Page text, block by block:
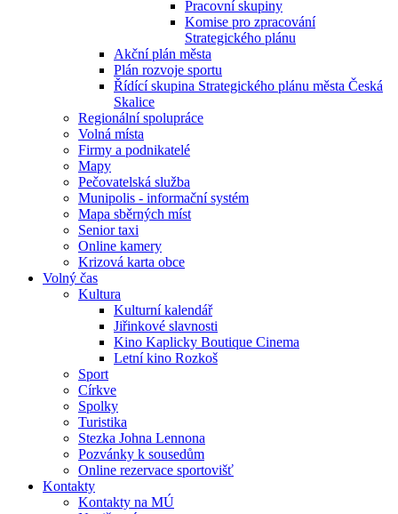
Pracovní skupiny
Komise pro zpracování
Strategického plánu
Akční plán města
Plán rozvoje sportu
Řídící skupina Strategického plánu města Česká
Skalice
Regionální spolupráce
Volná místa
Firmy a podnikatelé
Mapy
Pečovatelská služba
Munipolis - informační systém
Mapa sběrných míst
Senior taxi
Online kamery
Krizová karta obce
Volný čas
Kultura
Kulturní kalendář
Jiřinkové slavnosti
Kino Kaplicky Boutique Cinema
Letní kino Rozkoš
Sport
Církve
Spolky
Turistika
Stezka Johna Lennona
Pozvánky k sousedům
Online rezervace sportovišť
Kontakty
Kontakty na MÚ